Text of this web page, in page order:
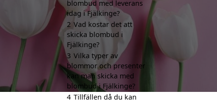
blombud med leverans
idag i Fjälkinge?
2 Vad kostar det att
skicka blombud i
Fjälkinge?
3 Vilka typer av
blommor och presenter
kan man skicka med
blombud i Fjälkinge?
4 Tillfällen då du kan